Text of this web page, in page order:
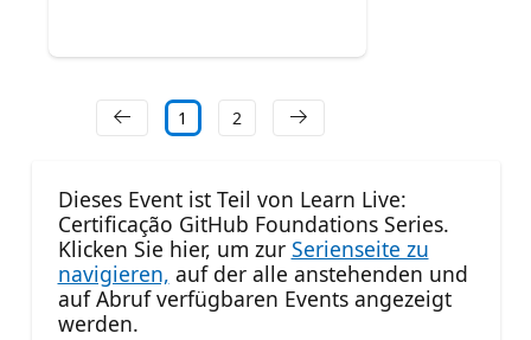
1 2
Dieses Event ist Teil von Learn Live:
Certificação GitHub Foundations Series.
Klicken Sie hier, um zur Serienseite zu
navigieren, auf der alle anstehenden und
auf Abruf verfügbaren Events angezeigt
werden.